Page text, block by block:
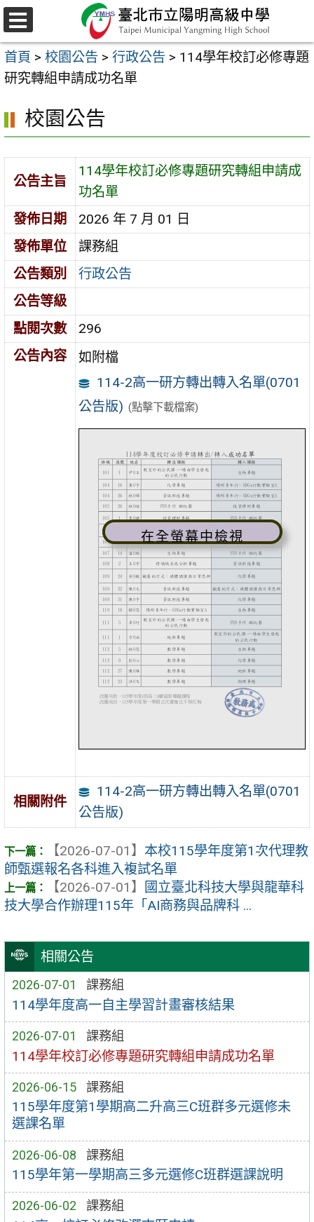
跳
至
主
要
容
區
選
單
首頁 > 校園公告 > 行政公告 > 114學年校訂必修專題
研究轉組申請成功名單
相關公告
2026-07-01 課務組
114學年度高一自主學習計畫審核結果
2026-07-01 課務組
114學年校訂必修專題研究轉組申請成功名單
2026-06-15 課務組
115學年度第1學期高二升高三C班群多元選修未
選課名單
2026-06-08 課務組
115學年第一學期高三多元選修C班群選課說明
2026-06-02 課務組
校園公告
公告主旨
114學年校訂必修專題研究轉組申請成
功名單
發佈日期
2026 年 7 月 01 日
發佈單位
課務組
公告類別
行政公告
公告等級
點閱次數
296
公告內容
如附檔
114-2高一研方轉出轉入名單(0701
公告版) (點擊下載檔案)
在全螢幕中檢視
相關附件
114-2高一研方轉出轉入名單(0701
公告版)
【2026-07-01】 本校115學年度第1次代理教
師甄選報名各科進入複試名單
【2026-07-01】
國立臺北科技大學與龍華科
技大學合作辦理115年「AI商務與品牌科 ...